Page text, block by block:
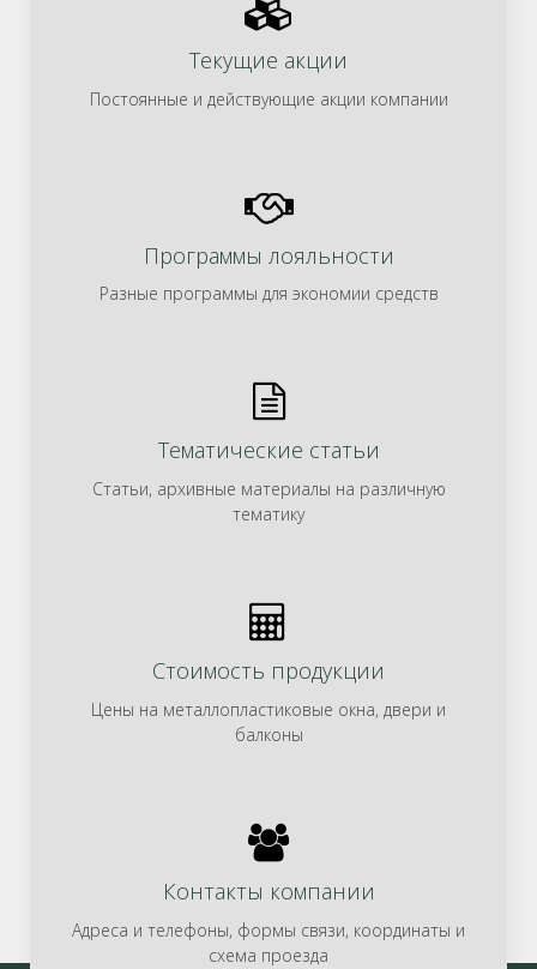
Текущие акции
Постоянные и действующие акции компании
Программы лояльности
Разные программы для экономии средств
Тематические статьи
Статьи, архивные материалы на различную
тематику
Стоимость продукции
Цены на металлопластиковые окна, двери и
балконы
Контакты компании
Адреса и телефоны, формы связи, координаты и
схема проезда